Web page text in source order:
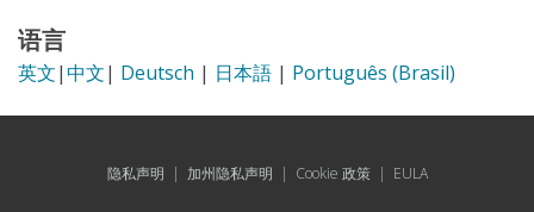
语言
英文|中文| Deutsch | 日本語 | Português (Brasil)
隐私声明 | 加州隐私声明 | Cookie 政策| EULA